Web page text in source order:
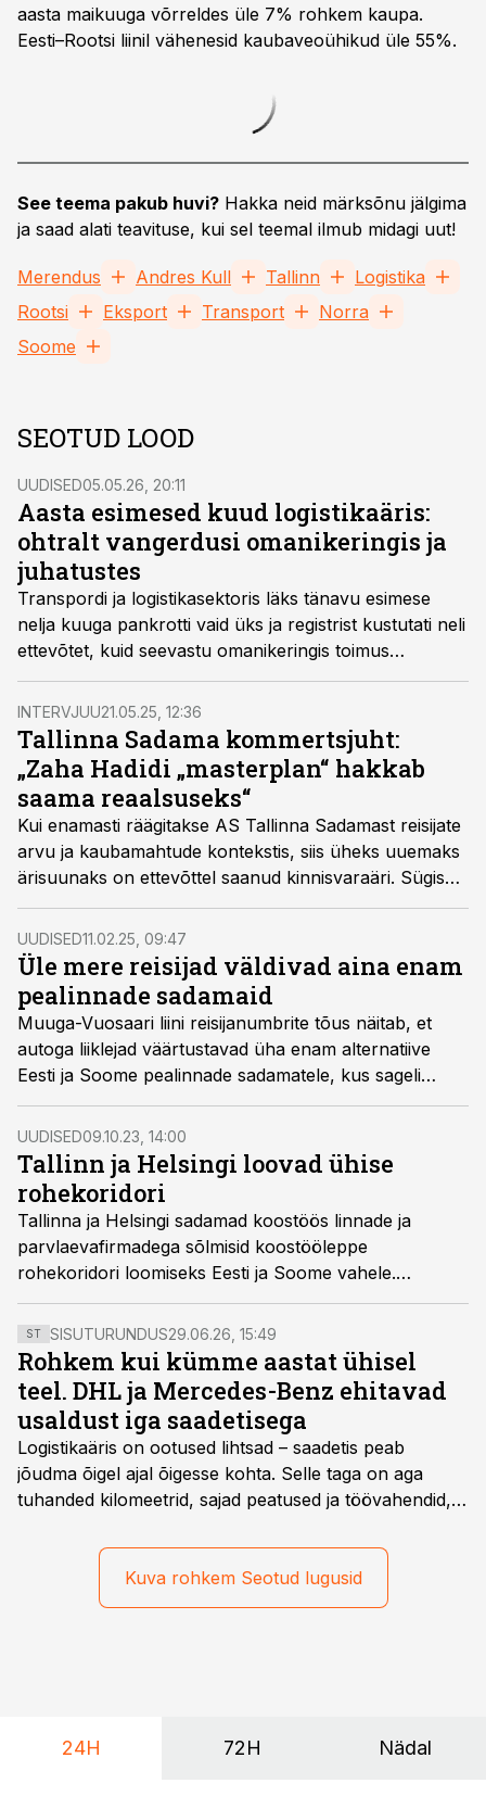
aasta maikuuga võrreldes üle 7% rohkem kaupa.
Eesti–Rootsi liinil vähenesid kaubaveoühikud üle 55%.
See teema pakub huvi? Hakka neid märksõnu jälgima
ja saad alati teavituse, kui sel teemal ilmub midagi uut!
Merendus Andres Kull Tallinn
Logistika
Rootsi
Eksport Transport
Norra
Soome
SEOTUD LOOD
UUDISED05.05.26, 20:11
Aasta esimesed kuud logistikaäris:
ohtralt vangerdusi omanikeringis ja
juhatustes
Transpordi ja logistikasektoris läks tänavu esimese
nelja kuuga pankrotti vaid üks ja registrist kustutati neli
ettevõtet, kuid seevastu omanikeringis toimus
vangerdusi ligi veerandsajas ettevõttes, juhatuse
koosseis muutus enam kui 40 ettevõttes.
INTERVJUU21.05.25, 12:36
Tallinna Sadama kommertsjuht:
„Zaha Hadidi „masterplan“ hakkab
saama reaalsuseks“
Kui enamasti räägitakse AS Tallinna Sadamast reisijate
arvu ja kaubamahtude kontekstis, siis üheks uuemaks
ärisuunaks on ettevõttel saanud kinnisvaraäri. Sügisel
loodetakse jõuda esimeste detailplaneeringuteni ning
kunagi maailmakuulsa Zaha Hadidi arhitektidelt tellitud
„masterplan“ hakkab saama Tallinna Vanasadamas
reaalsuseks.
UUDISED11.02.25, 09:47
Üle mere reisijad väldivad aina enam
pealinnade sadamaid
Muuga-Vuosaari liini reisijanumbrite tõus näitab, et
autoga liiklejad väärtustavad üha enam alternatiive
Eesti ja Soome pealinnade sadamatele, kus sageli
satutakse liiklusummikutesse ja kus lisandub kogu
reisile arvestatav ajakulu.
UUDISED09.10.23, 14:00
Tallinn ja Helsingi loovad ühise
rohekoridori
Tallinna ja Helsingi sadamad koostöös linnade ja
parvlaevafirmadega sõlmisid koostööleppe
rohekoridori loomiseks Eesti ja Soome vahele.
Koostööd toetavad mõlema riigi valitsused.
ST SISUTURUNDUS29.06.26, 15:49
Rohkem kui kümme aastat ühisel
teel. DHL ja Mercedes-Benz ehitavad
usaldust iga saadetisega
Logistikaäris on ootused lihtsad – saadetis peab
jõudma õigel ajal õigesse kohta. Selle taga on aga
tuhanded kilomeetrid, sajad peatused ja töövahendid,
on DHL usaldanud Mercedes-Benzi tarbesõidukeid
juba enam kui kümme aastat ning koostöö Vehoga on
selle aja jooksul kujunenud oluliseks osaks ettevõtte
Kuva rohkem Seotud lugusid
24H 72H Nädal